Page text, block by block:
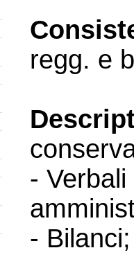
regg. e
-
- Bilanci;